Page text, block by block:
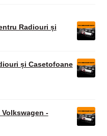
Radiouri și
și Casetofoane
-